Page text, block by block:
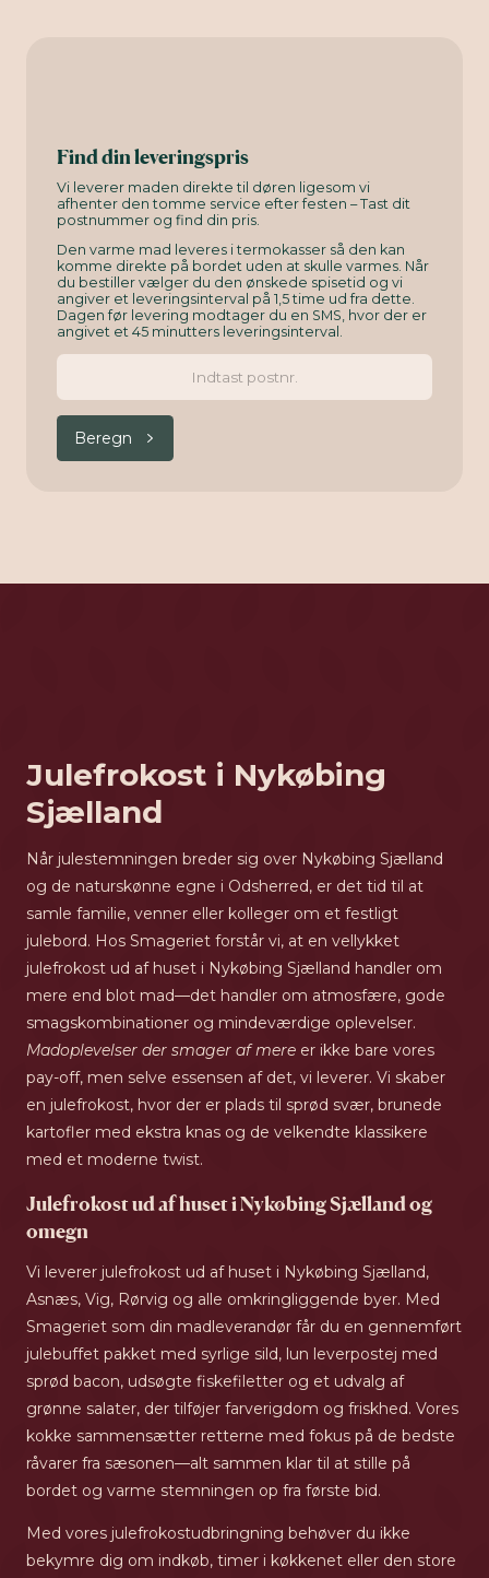
Find din leveringspris
Vi leverer maden direkte til døren ligesom vi
afhenter den tomme service efter festen – Tast dit
postnummer og find din pris.
Den varme mad leveres i termokasser så den kan
komme direkte på bordet uden at skulle varmes. Når
du bestiller vælger du den ønskede spisetid og vi
angiver et leveringsinterval på 1,5 time ud fra dette.
Dagen før levering modtager du en SMS, hvor der er
angivet et 45 minutters leveringsinterval.
Beregn
Julefrokost i Nykøbing
Sjælland
Når julestemningen breder sig over Nykøbing Sjælland
og de naturskønne egne i Odsherred, er det tid til at
samle familie, venner eller kolleger om et festligt
julebord. Hos Smageriet forstår vi, at en vellykket
julefrokost ud af huset i Nykøbing Sjælland handler om
mere end blot mad—det handler om atmosfære, gode
smagskombinationer og mindeværdige oplevelser.
Madoplevelser der smager af mere er ikke bare vores
pay-off, men selve essensen af det, vi leverer. Vi skaber
en julefrokost, hvor der er plads til sprød svær, brunede
kartofler med ekstra knas og de velkendte klassikere
med et moderne twist.
Julefrokost ud af huset i Nykøbing Sjælland og
omegn
Vi leverer julefrokost ud af huset i Nykøbing Sjælland,
Asnæs, Vig, Rørvig og alle omkringliggende byer. Med
Smageriet som din madleverandør får du en gennemført
julebuffet pakket med syrlige sild, lun leverpostej med
sprød bacon, udsøgte fiskefiletter og et udvalg af
grønne salater, der tilføjer farverigdom og friskhed. Vores
kokke sammensætter retterne med fokus på de bedste
råvarer fra sæsonen—alt sammen klar til at stille på
bordet og varme stemningen op fra første bid.
Med vores julefrokostudbringning behøver du ikke
bekymre dig om indkøb, timer i køkkenet eller den store